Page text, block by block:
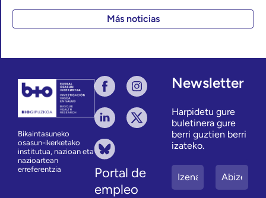
Más noticias
Bikaintasuneko
osasun-ikerketako
institutua, nazioan eta
nazioartean
erreferentzia
Portal de
empleo
Newsletter
Harpidetu gure
buletinera gure
berri guztien berri
izateko.